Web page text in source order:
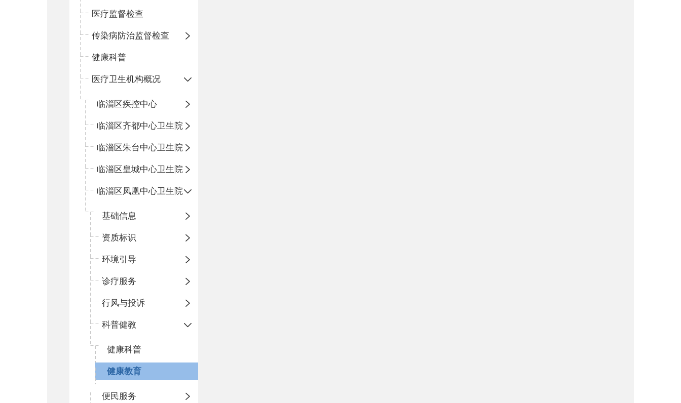
医疗监督检查
传染病防治监督检查
健康科普
医疗卫生机构概况
临淄区疾控中心
临淄区齐都中心卫生院
临淄区朱台中心卫生院
临淄区皇城中心卫生院
临淄区凤凰中心卫生院
基础信息
资质标识
环境引导
诊疗服务
行风与投诉
科普健教
健康科普
健康教育
便民服务